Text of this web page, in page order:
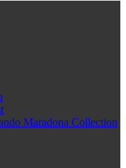
Maradona Collection